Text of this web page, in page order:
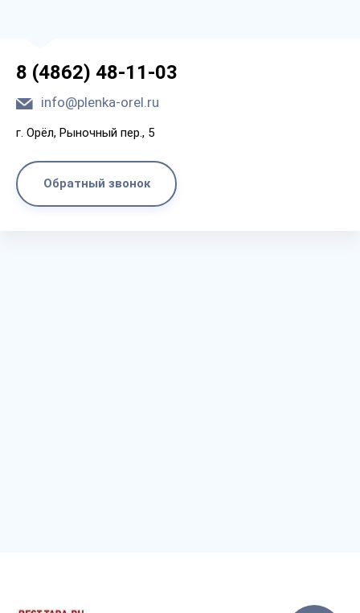
8 (4862) 48-11-03
info@plenka-orel.ru
г. Орёл, Рыночный пер., 5
Обратный звонок